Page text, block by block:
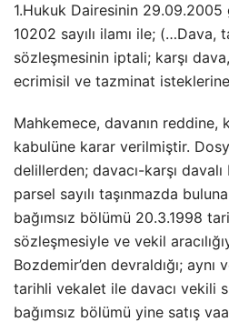
1.Hukuk Dairesinin
10202 sayılı ilamı ile; (…Dava,
sözleşmesinin iptali; karşı
ecrimisil ve tazminat
Mahkemece, davanın reddine,
kabulüne karar verilmiştir.
delillerden; davacı-karşı
parsel sayılı taşınmazda
bağımsız bölümü 20.3.1998
sözleşmesiyle ve vekil
Bozdemir’den devraldığı;
tarihli vekalet ile davacı vekili
bağımsız bölümü yine satış